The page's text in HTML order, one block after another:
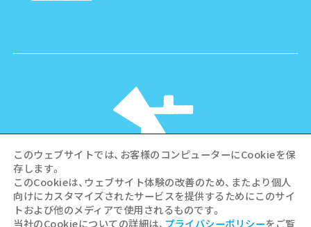
©Hiroshima Tourism Association /
Hiroshima Prefecture / Hiroshima City .
All rights reserved
このウェブサイトでは、お客様のコンピューターにCookieを保
存します。
このCookieは、ウェブサイト体験の改善のため、またより個人
向けにカスタマイズされたサービスを提供するためにこのサイ
トおよび他のメディアで使用されるものです。
当社のCookieについての詳細は、 プライバシーポリシーをご覧